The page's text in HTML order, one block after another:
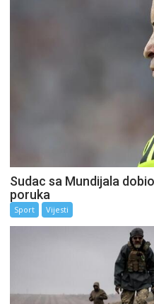
Sudac sa Mundijala
poruka
Sport Vijesti